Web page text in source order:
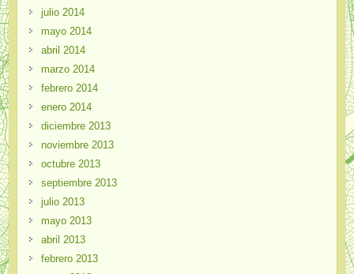
julio 2014
mayo 2014
abril 2014
marzo 2014
febrero 2014
enero 2014
diciembre 2013
noviembre 2013
octubre 2013
septiembre 2013
julio 2013
mayo 2013
abril 2013
febrero 2013